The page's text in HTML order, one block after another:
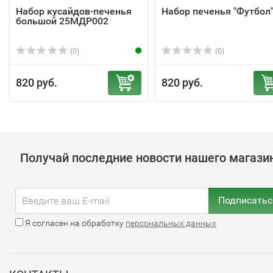
Набор кусайдов-печенья
большой 25МДР002
(0)
820 руб.
Набор печенья "Футбол"
(0)
820 руб.
Получай последние новости нашего
Я согласен на обработку персональных данных